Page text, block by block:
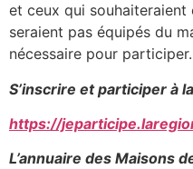
et ceux qui
seraient pas équipés du
nécessaire pour participer.
S’inscrire et participer à
https://
L’annuaire des Maisons